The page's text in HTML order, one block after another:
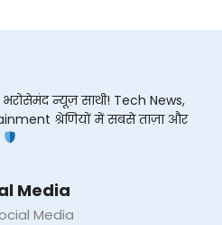
न्यूज़ साथी! Tech News,
श्रेणियों में सबसे ताज़ा और
Media
Media